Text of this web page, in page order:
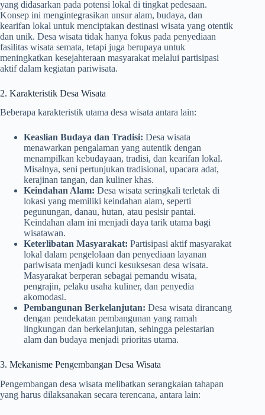
yang didasarkan pada potensi lokal di tingkat pedesaan.
Konsep ini mengintegrasikan unsur alam, budaya, dan
kearifan lokal untuk menciptakan destinasi wisata yang otentik
dan unik. Desa wisata tidak hanya fokus pada penyediaan
fasilitas wisata semata, tetapi juga berupaya untuk
meningkatkan kesejahteraan masyarakat melalui partisipasi
aktif dalam kegiatan pariwisata.
2. Karakteristik Desa Wisata
Beberapa karakteristik utama desa wisata antara lain:
Keaslian Budaya dan Tradisi: Desa wisata
menawarkan pengalaman yang autentik dengan
menampilkan kebudayaan, tradisi, dan kearifan lokal.
Misalnya, seni pertunjukan tradisional, upacara adat,
kerajinan tangan, dan kuliner khas.
Keindahan Alam: Desa wisata seringkali terletak di
lokasi yang memiliki keindahan alam, seperti
pegunungan, danau, hutan, atau pesisir pantai.
Keindahan alam ini menjadi daya tarik utama bagi
wisatawan.
Keterlibatan Masyarakat: Partisipasi aktif masyarakat
lokal dalam pengelolaan dan penyediaan layanan
pariwisata menjadi kunci kesuksesan desa wisata.
Masyarakat berperan sebagai pemandu wisata,
pengrajin, pelaku usaha kuliner, dan penyedia
akomodasi.
Pembangunan Berkelanjutan: Desa wisata dirancang
dengan pendekatan pembangunan yang ramah
lingkungan dan berkelanjutan, sehingga pelestarian
alam dan budaya menjadi prioritas utama.
3. Mekanisme Pengembangan Desa Wisata
Pengembangan desa wisata melibatkan serangkaian tahapan
yang harus dilaksanakan secara terencana, antara lain: